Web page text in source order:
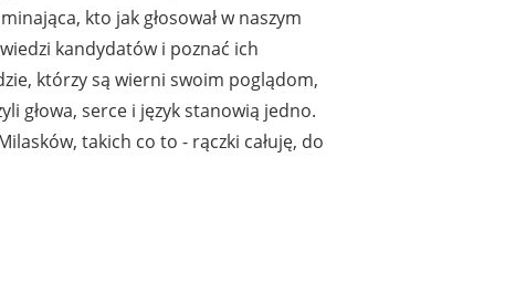
kto jak głosował w naszym
kandydatów i poznać ich
którzy są wierni swoim poglądom,
głowa, serce i język stanowią jedno.
takich co to - rączki całuję, do